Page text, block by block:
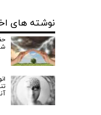
نوشته های